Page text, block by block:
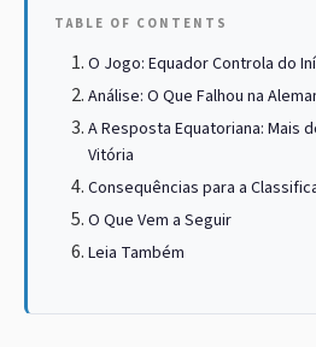
TABLE OF CONTENTS
O Jogo: Equador Controla do
Análise: O Que Falhou na
A Resposta Equatoriana: Mais
Vitória
Consequências para a
O Que Vem a Seguir
Leia Também